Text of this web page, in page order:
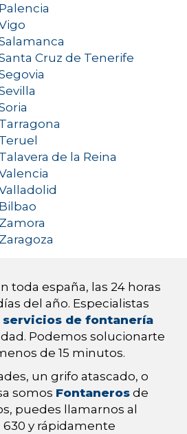
Cruz de Tenerife
de la Reina
toda españa, las 24 horas
del año. Especialistas
servicios de fontanería
Podemos solucionarte
de 15 minutos.
un grifo atascado, o
somos Fontaneros de
puedes llamarnos al
y rápidamente